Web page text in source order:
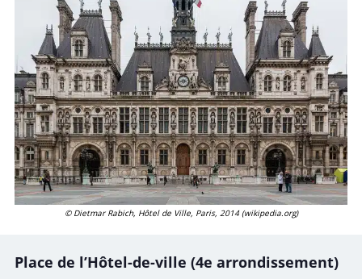
Place de l’Hôtel-de-ville (4e arrondissement)
© Dietmar Rabich, Hôtel de Ville, Paris, 2014 (wikipedia.org)